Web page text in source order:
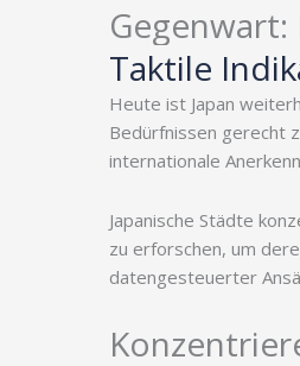
Taktile
Heute ist Japan
Bedürfnissen gerecht
internationale
Japanische Städte
zu erforschen, um
datengesteuerter